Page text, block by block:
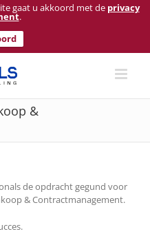
gaat u akkoord met de privacy
.
&
de opdracht gegund voor
& Contractmanagement.